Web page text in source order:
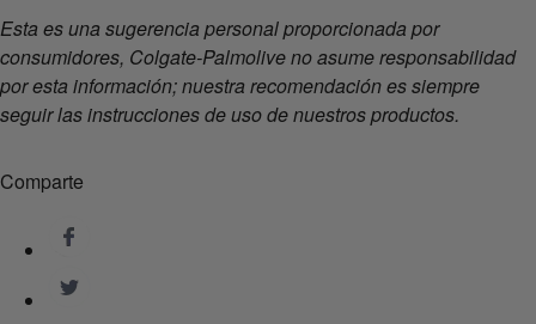
Esta es una sugerencia personal proporcionada por
consumidores, Colgate-Palmolive no asume responsabilidad
por esta información; nuestra recomendación es siempre
seguir las instrucciones de uso de nuestros productos.
Comparte